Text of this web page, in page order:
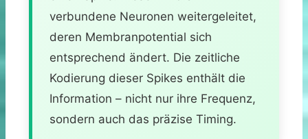
verbundene Neuronen weitergeleitet,
deren Membranpotential sich
entsprechend ändert. Die zeitliche
Kodierung dieser Spikes enthält die
Information – nicht nur ihre Frequenz,
sondern auch das präzise Timing.